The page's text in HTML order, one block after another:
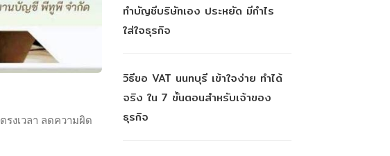
งเวลา ลดความผิด
ทำบัญชีบริษัทเอง ประหยัด มีกำไร
ใส่ใจธุรกิจ
วิธีขอ VAT นนทบุรี เข้าใจง่าย ทำได้
จริง ใน 7 ขั้นตอนสำหรับเจ้าของ
ธุรกิจ